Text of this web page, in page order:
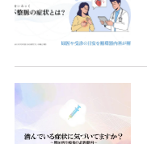
ョ